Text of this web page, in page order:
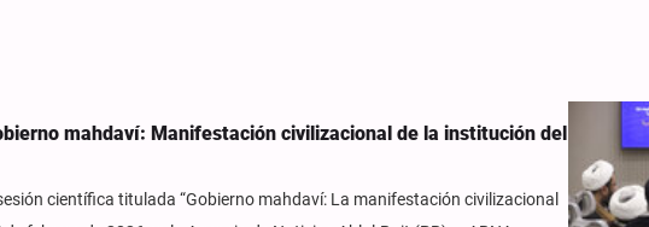
mahdaví: Manifestación civilizacional de la institución del
científica titulada “Gobierno mahdaví: La manifestación civilizacional